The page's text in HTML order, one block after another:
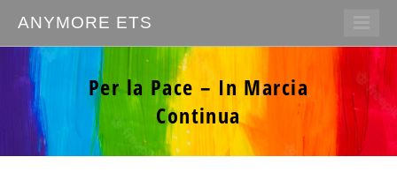
ANYMORE ETS
Per la Pace – In Marcia
Continua